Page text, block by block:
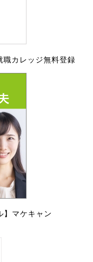
職カレッジ無料登録
】マケキャン